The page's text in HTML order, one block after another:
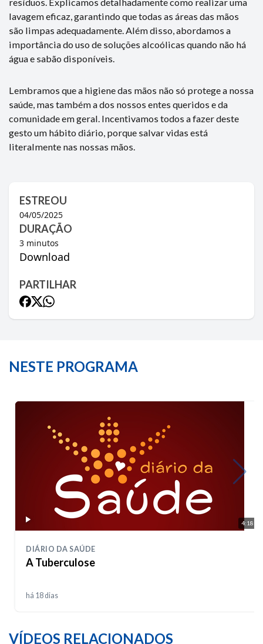
lavagem eficaz, garantindo que todas as áreas das mãos
são limpas adequadamente. Além disso, abordamos a
importância do uso de soluções alcoólicas quando não há
água e sabão disponíveis.
Lembramos que a higiene das mãos não só protege a nossa
saúde, mas também a dos nossos entes queridos e da
comunidade em geral. Incentivamos todos a fazer deste
gesto um hábito diário, porque salvar vidas está
literalmente nas nossas mãos.
ESTREOU
04/05/2025
DURAÇÃO
3 minutos
Download
PARTILHAR
NESTE PROGRAMA
4:18
DIÁRIO DA SAÚDE
A Tuberculose
há 18 dias
VÍDEOS RELACIONADOS